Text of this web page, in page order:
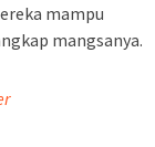
mampu
mangsanya.